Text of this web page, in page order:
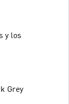
y los
Grey